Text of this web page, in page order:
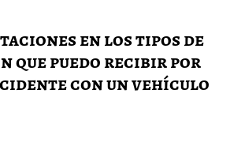
en los tipos de
que puedo recibir por
con un vehículo